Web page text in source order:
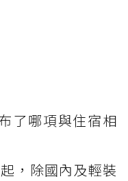
了哪項與住宿相
，除國內及輕裝